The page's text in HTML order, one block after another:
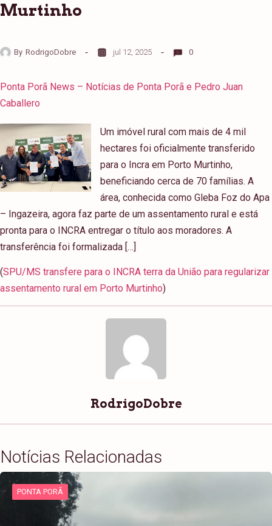
Murtinho
By RodrigoDobre jul 12, 2025 0
Ponta Porã News – Notícias de Ponta Porã e Pedro Juan
Caballero
Um imóvel rural com mais de 4 mil
hectares foi oficialmente transferido
para o Incra em Porto Murtinho,
beneficiando cerca de 70 famílias. A
área, conhecida como Gleba Foz do Apa
– Ingazeira, agora faz parte de um assentamento rural e está
pronta para o INCRA entregar o título aos moradores. A
transferência foi formalizada […]
(SPU/MS transfere para o INCRA terra da União para regularizar
assentamento rural em Porto Murtinho)
RodrigoDobre
Notícias Relacionadas
PONTA PORÃ